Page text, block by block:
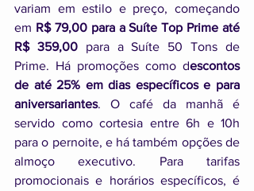
variam em estilo e preço, começando
em R$ 79,00 para a Suíte Top Prime até
R$ 359,00 para a Suíte 50 Tons de
Prime. Há promoções como descontos
de até 25% em dias específicos e para
aniversariantes. O café da manhã é
servido como cortesia entre 6h e 10h
para o pernoite, e há também opções de
almoço executivo. Para tarifas
promocionais e horários específicos, é